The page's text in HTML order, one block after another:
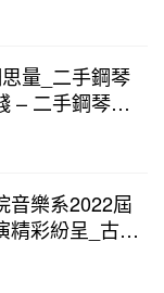
量_二手鋼琴
– 二手鋼琴展
音樂系2022屆
精彩紛呈_古鋼